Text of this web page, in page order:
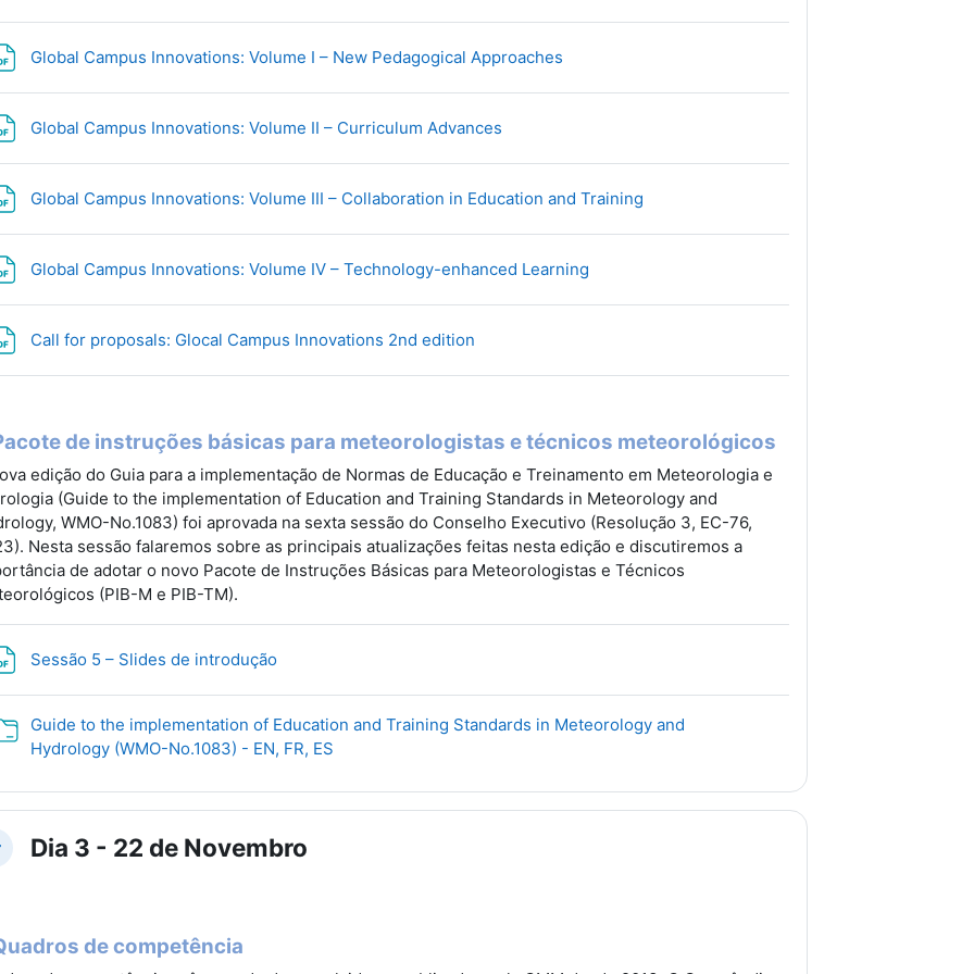
Global Campus Innovations: Volume I – New Pedagogical Approaches
Global Campus Innovations: Volume II – Curriculum Advances
Global Campus Innovations: Volume III – Collaboration in Education and Training
Global Campus Innovations: Volume IV – Technology-enhanced Learning
Call for proposals: Glocal Campus Innovations 2nd edition
de instruções básicas para meteorologistas e técnicos meteorológicos
edição do Guia para a implementação de Normas de Educação e Treinamento em Meteorologia e
(Guide to the implementation of Education and Training Standards in Meteorology and
WMO-No.1083) foi aprovada na sexta sessão do Conselho Executivo (Resolução 3, EC-76,
Nesta sessão falaremos sobre as principais atualizações feitas nesta edição e discutiremos a
de adotar o novo Pacote de Instruções Básicas para Meteorologistas e Técnicos
(PIB-M e PIB-TM).
Sessão 5 – Slides de introdução
Guide to the implementation of Education and Training Standards in Meteorology and
Hydrology (WMO-No.1083) - EN, FR, ESCarpeta
Dia 3 - 22 de Novembro
de competência